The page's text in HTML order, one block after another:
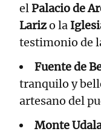
elPalacio de
Larizo la
testimonio de
Fuente de
tranquilo y
artesano del
Monte